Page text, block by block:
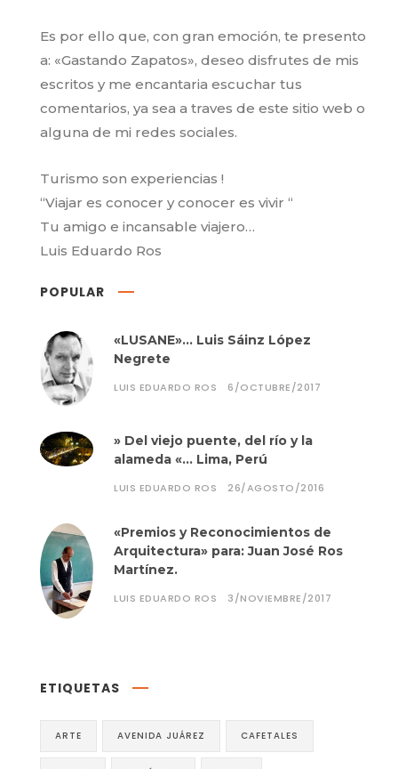
Es por ello que, con gran emoción, te presento
a: «Gastando Zapatos», deseo disfrutes de mis
escritos y me encantaria escuchar tus
comentarios, ya sea a traves de este sitio web o
alguna de mi redes sociales.
Turismo son experiencias !
“Viajar es conocer y conocer es vivir “
Tu amigo e incansable viajero…
Luis Eduardo Ros
POPULAR
«LUSANE»… Luis Sáinz López
Negrete
LUIS EDUARDO ROS 6/OCTUBRE/2017
» Del viejo puente, del río y la
alameda «… Lima, Perú
LUIS EDUARDO ROS 26/AGOSTO/2016
«Premios y Reconocimientos de
Arquitectura» para: Juan José Ros
Martínez.
LUIS EDUARDO ROS 3/NOVIEMBRE/2017
ETIQUETAS
ARTE AVENIDA JUÁREZ CAFETALES